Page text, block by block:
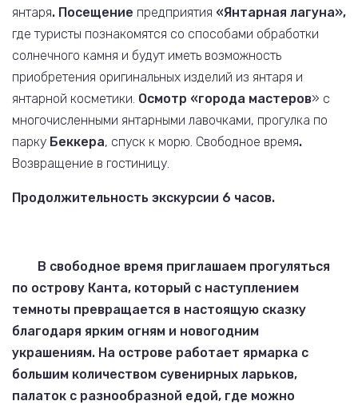
янтаря. Посещение предприятия «Янтарная лагуна»,
где туристы познакомятся со способами обработки
солнечного камня и будут иметь возможность
приобретения оригинальных изделий из янтаря и
янтарной косметики. Осмотр «города мастеров» с
многочисленными янтарными лавочками, прогулка по
парку Беккера, спуск к морю. Свободное время.
Возвращение в гостиницу.
Продолжительность экскурсии 6 часов.
В свободное время приглашаем прогуляться
по острову Канта, который с наступлением
темноты превращается в настоящую сказку
благодаря ярким огням и новогодним
украшениям. На острове работает ярмарка с
большим количеством сувенирных ларьков,
палаток с разнообразной едой, где можно